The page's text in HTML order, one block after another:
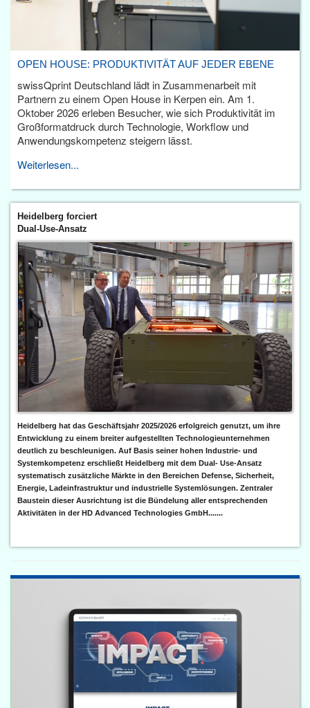
OPEN HOUSE: PRODUKTIVITÄT AUF JEDER EBENE
swissQprint Deutschland lädt in Zusammenarbeit mit
Partnern zu einem Open House in Kerpen ein. Am 1.
Oktober 2026 erleben Besucher, wie sich Produktivität im
Großformatdruck durch Technologie, Workflow und
Anwendungskompetenz steigern lässt.
Weiterlesen...
Heidelberg forciert
Dual-Use-Ansatz
Heidelberg hat das Geschäftsjahr 2025/2026 erfolgreich genutzt, um ihre
Entwicklung zu einem breiter aufgestellten Technologieunternehmen
deutlich zu beschleunigen. Auf Basis seiner hohen Industrie- und
Systemkompetenz erschließt Heidelberg mit dem Dual- Use-Ansatz
systematisch zusätzliche Märkte in den Bereichen Defense, Sicherheit,
Energie, Ladeinfrastruktur und industrielle Systemlösungen. Zentraler
Baustein dieser Ausrichtung ist die Bündelung aller entsprechenden
Aktivitäten in der HD Advanced Technologies GmbH.......